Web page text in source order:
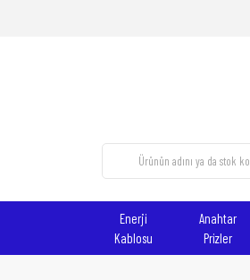
Enerji
Kablosu
Anahtar
Prizler